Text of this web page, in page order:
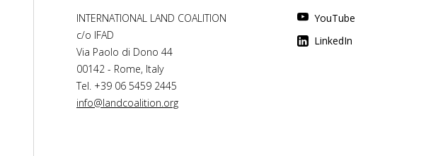
INTERNATIONAL LAND COALITION
c/o IFAD
Via Paolo di Dono 44
00142 - Rome, Italy
Tel. +39 06 5459 2445
info@landcoalition.org
YouTube
LinkedIn